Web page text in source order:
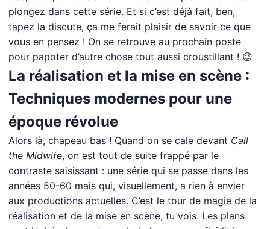
plongez dans cette série. Et si c’est déjà fait, ben,
tapez la discute, ça me ferait plaisir de savoir ce que
vous en pensez ! On se retrouve au prochain poste
pour papoter d’autre chose tout aussi croustillant ! 😉
La réalisation et la mise en scène :
Techniques modernes pour une
époque révolue
Alors là, chapeau bas ! Quand on se cale devant Call
the Midwife, on est tout de suite frappé par le
contraste saisissant : une série qui se passe dans les
années 50-60 mais qui, visuellement, a rien à envier
aux productions actuelles. C’est le tour de magie de la
réalisation et de la mise en scène, tu vois. Les plans